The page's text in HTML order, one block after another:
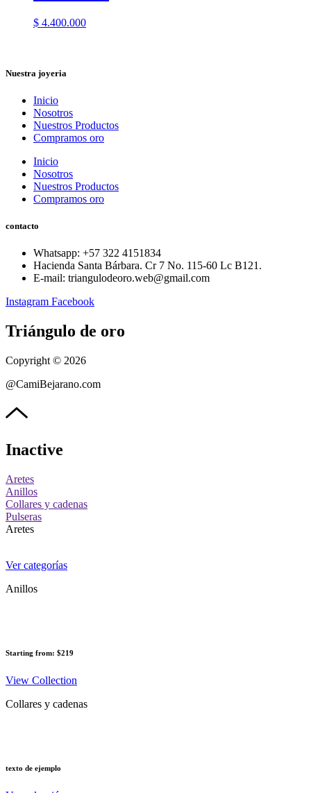
$ 4.400.000
Nuestra joyeria
Inicio
Nosotros
Nuestros Productos
Compramos oro
Inicio
Nosotros
Nuestros Productos
Compramos oro
contacto
Whatsapp: ‪+57 322 4151834‬
Hacienda Santa Bárbara. Cr 7 No. 115-60 Lc B121.
E-mail: triangulodeoro.web@gmail.com
Instagram Facebook
Triángulo de oro
Copyright © 2026
@CamiBejarano.com
Inactive
Aretes
Anillos
Collares y cadenas
Pulseras
Aretes
Ver categorías
Anillos
Starting from: $219
View Collection
Collares y cadenas
texto de ejemplo